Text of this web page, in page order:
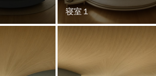
寝室１